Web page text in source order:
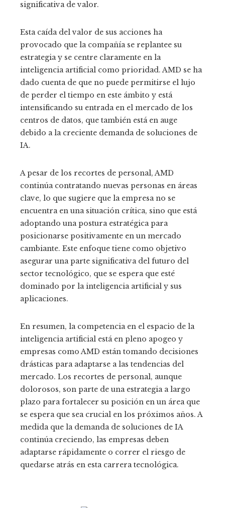
significativa de valor.
Esta caída del valor de sus acciones ha
provocado que la compañía se replantee su
estrategia y se centre claramente en la
inteligencia artificial como prioridad. AMD se ha
dado cuenta de que no puede permitirse el lujo
de perder el tiempo en este ámbito y está
intensificando su entrada en el mercado de los
centros de datos, que también está en auge
debido a la creciente demanda de soluciones de
IA.
A pesar de los recortes de personal, AMD
continúa contratando nuevas personas en áreas
clave, lo que sugiere que la empresa no se
encuentra en una situación crítica, sino que está
adoptando una postura estratégica para
posicionarse positivamente en un mercado
cambiante. Este enfoque tiene como objetivo
asegurar una parte significativa del futuro del
sector tecnológico, que se espera que esté
dominado por la inteligencia artificial y sus
aplicaciones.
En resumen, la competencia en el espacio de la
inteligencia artificial está en pleno apogeo y
empresas como AMD están tomando decisiones
drásticas para adaptarse a las tendencias del
mercado. Los recortes de personal, aunque
dolorosos, son parte de una estrategia a largo
plazo para fortalecer su posición en un área que
se espera que sea crucial en los próximos años. A
medida que la demanda de soluciones de IA
continúa creciendo, las empresas deben
adaptarse rápidamente o correr el riesgo de
quedarse atrás en esta carrera tecnológica.